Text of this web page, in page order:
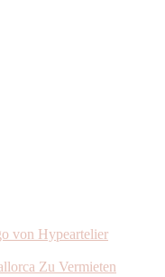
von Hypeartelier
Zu Vermieten